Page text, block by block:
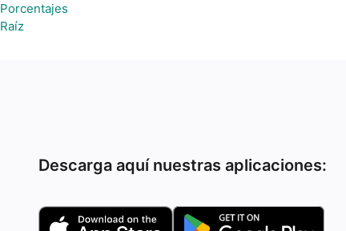
Porcentajes
Raíz
Descarga aquí nuestras aplicaciones: